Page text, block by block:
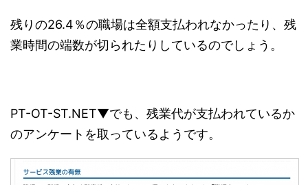
残りの26.4％の職場は全額支払われなかったり、残
業時間の端数が切られたりしているのでしょう。
PT-OT-ST.NET▼でも、残業代が支払われているか
のアンケートを取っているようです。